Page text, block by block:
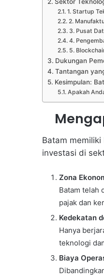
1. Startup
2.
3. Pusat
4.
5.
Dukungan
Tantangan
Kesimpulan:
Apakah
Batam
investasi di
Zona
Batam telah
pajak dan
Kedekatan
Hanya
teknologi
Biaya